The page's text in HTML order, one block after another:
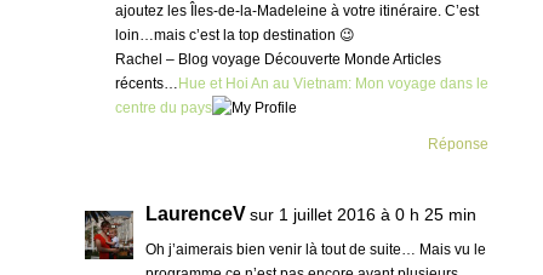
ajoutez les Îles-de-la-Madeleine à votre itinéraire. C’est
loin…mais c’est la top destination 😉
Rachel – Blog voyage Découverte Monde Articles
récents…Hue et Hoi An au Vietnam: Mon voyage dans le
centre du pays
Réponse
LaurenceV sur 1 juillet 2016 à 0 h 25 min
Oh j’aimerais bien venir là tout de suite… Mais vu le